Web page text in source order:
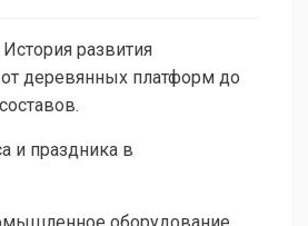
развития
от деревянных платформ до
и праздника в
оборудование